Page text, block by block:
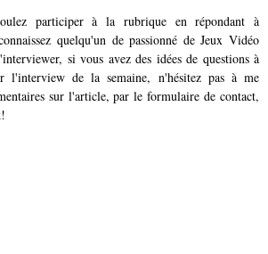
participer à la rubrique en répondant à
quelqu'un de passionné de Jeux Vidéo
si vous avez des idées de questions à
l'interview de la semaine, n'hésitez pas à me
sur l'article, par leformulaire de contact,
!